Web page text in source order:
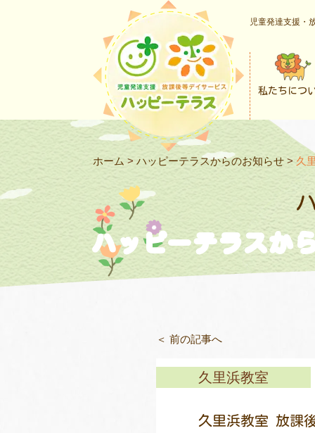
児童発達支援・
私たちにつ
ホーム > ハッピーテラスからのお知らせ > 久
ハッピーテラスか
＜ 前の記事へ
久里浜教室
久里浜教室 放課